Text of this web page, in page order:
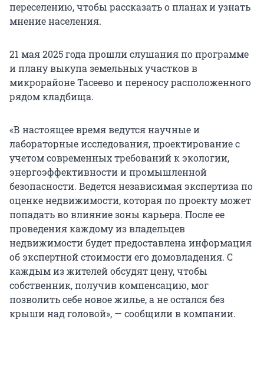
переселению, чтобы рассказать о планах и узнать
мнение населения.
21 мая 2025 года прошли слушания по программе
и плану выкупа земельных участков в
микрорайоне Тасеево и переносу расположенного
рядом кладбища.
«В настоящее время ведутся научные и
лабораторные исследования, проектирование с
учетом современных требований к экологии,
энергоэффективности и промышленной
безопасности. Ведется независимая экспертиза по
оценке недвижимости, которая по проекту может
попадать во влияние зоны карьера. После ее
проведения каждому из владельцев
недвижимости будет предоставлена информация
об экспертной стоимости его домовладения. С
каждым из жителей обсудят цену, чтобы
собственник, получив компенсацию, мог
позволить себе новое жилье, а не остался без
крыши над головой», — сообщили в компании.